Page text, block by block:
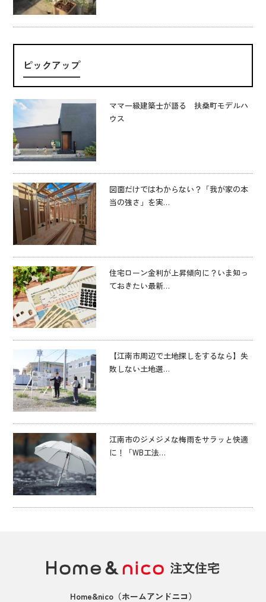
ピックアップ
ママ一級建築士が語る 扶桑町モデルハ
ウス
図面だけではわからない？「我が家の本
当の強さ」を実…
住宅ローン金利が上昇傾向に？いま知っ
ておきたい最新…
【江南市周辺で土地探しをするなら】失
敗しない土地選…
江南市のジメジメな梅雨をサラッと快適
に！「WB工法…
Home&nico（ホームアンドニコ）